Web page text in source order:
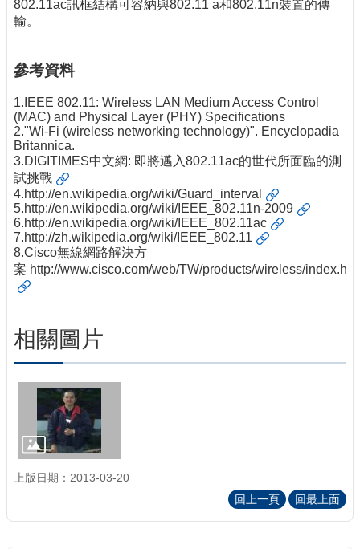
802.11ac訊框結構可容納與802.11 a和802.11n裝置的傳
輸。
參考資料
1.IEEE 802.11: Wireless LAN Medium Access Control
(MAC) and Physical Layer (PHY) Specifications
2."Wi-Fi (wireless networking technology)". Encyclopadia
Britannica.
3.DIGITIMES中文網: 即將邁入802.11ac的世代所面臨的測
試挑戰
4.http://en.wikipedia.org/wiki/Guard_interval
5.http://en.wikipedia.org/wiki/IEEE_802.11n-2009
6.http://en.wikipedia.org/wiki/IEEE_802.11ac
7.http://zh.wikipedia.org/wiki/IEEE_802.11
8.Cisco無線網路解決方
案 http://www.cisco.com/web/TW/products/wireless/
相關圖片
上版日期：2013-03-20
回上一頁
回最上面